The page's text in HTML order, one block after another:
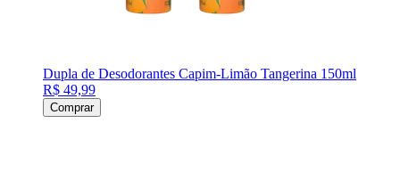
Dupla de Desodorantes Capim-Limão Tangerina 150ml
R$ 49,99
Comprar